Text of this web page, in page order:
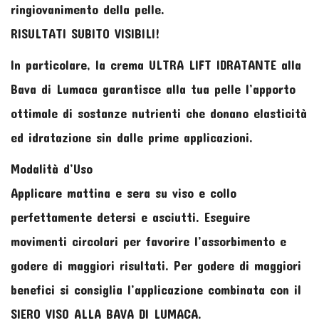
ringiovanimento della pelle.
RISULTATI SUBITO VISIBILI!
In particolare, la crema ULTRA LIFT IDRATANTE alla
Bava di Lumaca garantisce alla tua pelle l’apporto
ottimale di sostanze nutrienti che donano elasticità
ed idratazione sin dalle prime applicazioni.
Modalità d’Uso
Applicare mattina e sera su viso e collo
perfettamente detersi e asciutti. Eseguire
movimenti circolari per favorire l’assorbimento e
godere di maggiori risultati. Per godere di maggiori
benefici si consiglia l’applicazione combinata con il
SIERO VISO ALLA BAVA DI LUMACA.